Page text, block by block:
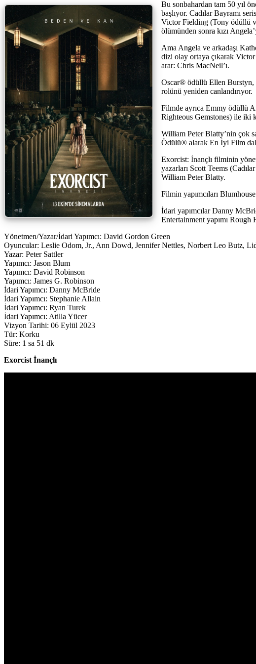
Bu sonbahardan tam 50 yıl
başlıyor. Cadılar Bayramı
Victor Fielding (Tony ödüllü
ölümünden sonra kızı
Ama Angela ve arkadaşı
dizi olay ortaya çıkarak
arar: Chris MacNeil’ı.
Oscar® ödüllü Ellen Burstyn,
rolünü yeniden canlandırıyor.
Filmde ayrıca Emmy ödüllü
Righteous Gemstones) ile iki
William Peter Blatty’nin çok
Ödülü® alarak En İyi Film
Exorcist: İnançlı filminin
yazarları Scott Teems
William Peter Blatty.
Filmin yapımcıları
İdari yapımcılar Danny
Entertainment yapımı
Yönetmen/Yazar/İdari Yapımcı: David Gordon Green
Oyuncular: Leslie Odom, Jr., Ann Dowd, Jennifer Nettles, Norbert Leo Butz,
Yazar: Peter Sattler
Yapımcı: Jason Blum
Yapımcı: David Robinson
Yapımcı: James G. Robinson
İdari Yapımcı: Danny McBride
İdari Yapımcı: Stephanie Allain
İdari Yapımcı: Ryan Turek
İdari Yapımcı: Atilla Yücer
Vizyon Tarihi: 06 Eylül 2023
Tür: Korku
Süre: 1 sa 51 dk
Exorcist İnançlı